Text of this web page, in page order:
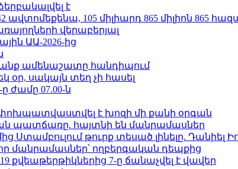
է
105 միլիարդ 865 միլիոն 865
վերաբերյալ
ԱԱ-2026-ից
ամենաշատը հանդիպում
օր, սակայն տեղ չի հասել
ը ժամը 07.00-ն
է խոզի մի քանի օրգան
պատճառը. հայտնի են մանրամասներ
թուրք տեսած լինելը. Դանիել
մանրամասներ՝ ողբերգական դեպքից
քվեաթերթիկներից 7-ը ճանաչվել է վավեր